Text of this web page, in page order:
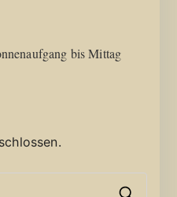
bis Mittag